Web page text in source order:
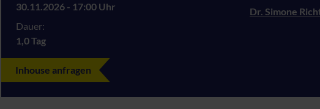
30.11.2026 - 17:00 Uhr
Dauer:
1,0 Tag
Dr. Simone
Inhouse anfragen